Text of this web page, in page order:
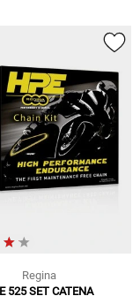
Regina
525 SET CATENA